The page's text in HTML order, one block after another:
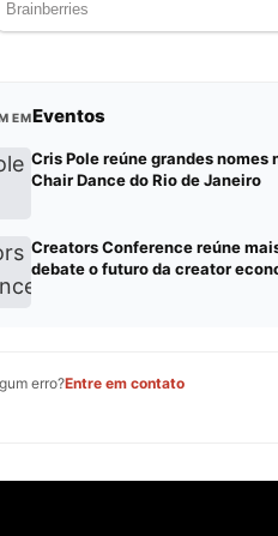
EMEventos
Cris Pole reúne grandes
Chair Dance do Rio de Janeiro
Creators Conference reúne
debate o futuro da creator
erro?Entre em contato